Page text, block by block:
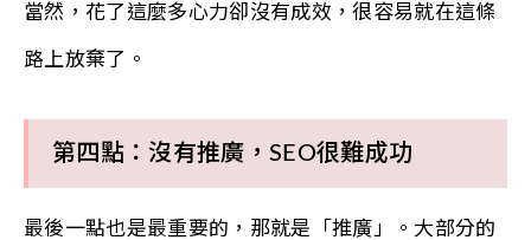
當然，花了這麼多心力卻沒有成效，很容易就在這條
路上放棄了。
第四點：沒有推廣，SEO很難成功
最後一點也是最重要的，那就是「推廣」。大部分的